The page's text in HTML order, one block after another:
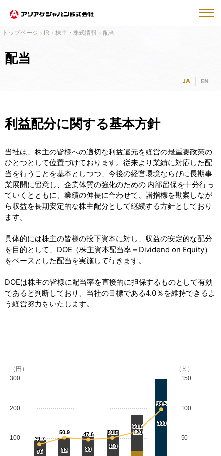
IR 株主・株式情報 配当
配当
JA EN
利益配分に関する基本方針
当社は、株主の皆様への適切な利益還元を経営の最重要政策の
ひとつとして位置づけております。従来より業績に対応した配
当を行うことを基本としつつ、今後の経営環境ならびに長期事
業展開に留意し、企業体質の強化のための 内部留保を十分行っ
ていくとともに、業績の伸長に合わせて、諸指標を勘案しなが
ら収益を長期安定的な株主配分として継続する方針としており
ます。
具体的には株主の皆様の投下資本に対し、収益の安定的な配分
を目的として、DOE（株主資本配当率＝Dividend on Equity）
をベースとした配当を実施して行きます。
DOEは株主の皆様に配当率を直接的に担保するものとして有効
であると判断しており、当社の目標である4.0％を維持できるよ
う経営努力をいたします。
100
200
300
（円）
50
100
150
（％）
76 82 90 110
120
300
39.7
50.9 47.6 50.5
60.6
98.5